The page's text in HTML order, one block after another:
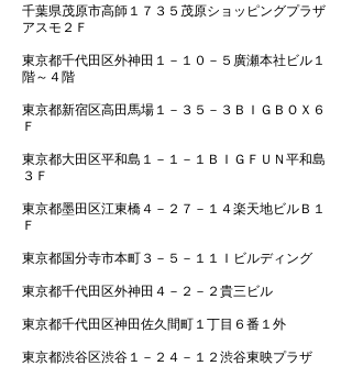
千葉県茂原市高師１７３５茂原ショッピングプラザ
アスモ２Ｆ
東京都千代田区外神田１－１０－５廣瀬本社ビル１
階～４階
東京都新宿区高田馬場１－３５－３ＢＩＧＢＯＸ６
Ｆ
東京都大田区平和島１－１－１ＢＩＧＦＵＮ平和島
３Ｆ
東京都墨田区江東橋４－２７－１４楽天地ビルＢ１
Ｆ
東京都国分寺市本町３－５－１１Ｉビルディング
東京都千代田区外神田４－２－２貴三ビル
東京都千代田区神田佐久間町１丁目６番１外
東京都渋谷区渋谷１－２４－１２渋谷東映プラザ